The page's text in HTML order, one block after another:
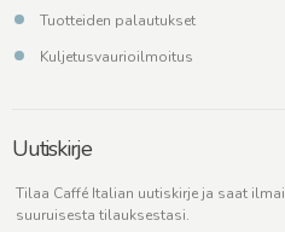
Tuotteiden palautukset
Kuljetusvaurioilmoitus
Uutiskirje
Tilaa Caffé Italian uutiskirje ja saat
suuruisesta tilauksestasi.